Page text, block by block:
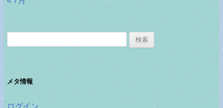
メタ情報
ログイン